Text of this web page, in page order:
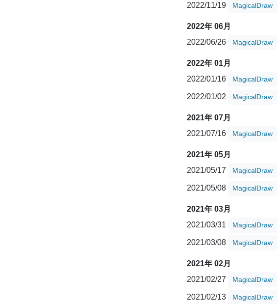
2022/11/19
MagicalDraw
2022年 06月
2022/06/26
MagicalDraw
2022年 01月
2022/01/16
MagicalDraw
2022/01/02 MagicalDraw
2021年 07月
2021/07/16
MagicalDraw
2021年 05月
2021/05/17
MagicalDraw
2021/05/08 MagicalDraw
2021年 03月
2021/03/31
MagicalDraw
2021/03/08 MagicalDraw
2021年 02月
2021/02/27
MagicalDraw
2021/02/13 MagicalDraw